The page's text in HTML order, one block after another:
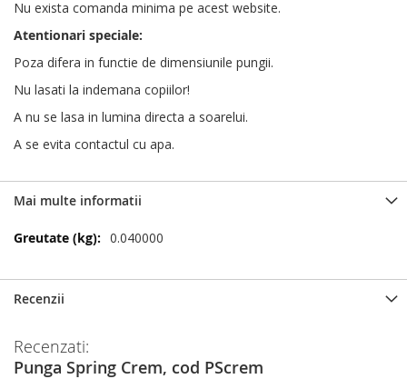
Nu exista comanda minima pe acest website.
Atentionari speciale:
Poza difera in functie de dimensiunile pungii.
Nu lasati la indemana copiilor!
A nu se lasa in lumina directa a soarelui.
A se evita contactul cu apa.
Mai multe informatii
Mai
0.040000
Recenzii
Recenzati:
Punga Spring Crem, cod PScrem